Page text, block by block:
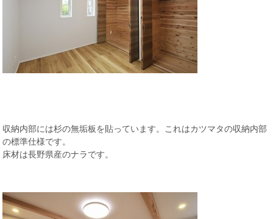
収納内部には杉の無垢板を貼っています。これはカツマタの収納内部
の標準仕様です。
床材は長野県産のナラです。